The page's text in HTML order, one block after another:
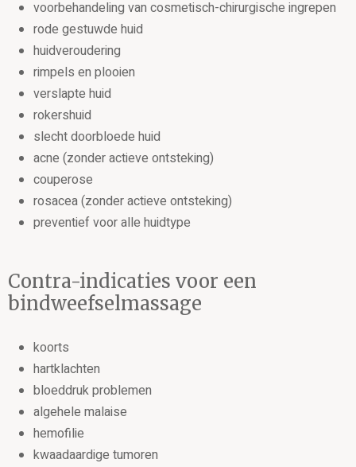
voorbehandeling van cosmetisch-chirurgische ingrepen
rode gestuwde huid
huidveroudering
rimpels en plooien
verslapte huid
rokershuid
slecht doorbloede huid
acne (zonder actieve ontsteking)
couperose
rosacea (zonder actieve ontsteking)
preventief voor alle huidtype
Contra-indicaties voor een
bindweefselmassage
koorts
hartklachten
bloeddruk problemen
algehele malaise
hemofilie
kwaadaardige tumoren